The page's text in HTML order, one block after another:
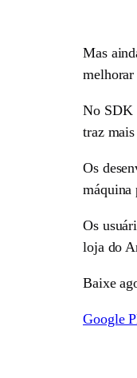
Mas
melhorar
No SDK
traz
Os
máquina
Os
loja do
Baixe
Google